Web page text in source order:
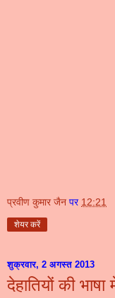
प्रवीण कुमार जैन पर 12:21
शेयर करें
शुक्रवार, 2 अगस्त 2013
देहातियों की भाषा